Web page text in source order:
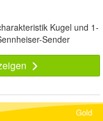
Kugel und 1-
Sender
Gold